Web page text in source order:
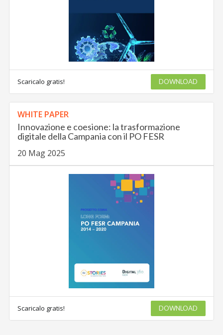
Scaricalo gratis! DOWNLOAD
WHITE PAPER
Innovazione e coesione: la trasformazione
digitale della Campania con il PO FESR
20 Mag 2025
Scaricalo gratis! DOWNLOAD